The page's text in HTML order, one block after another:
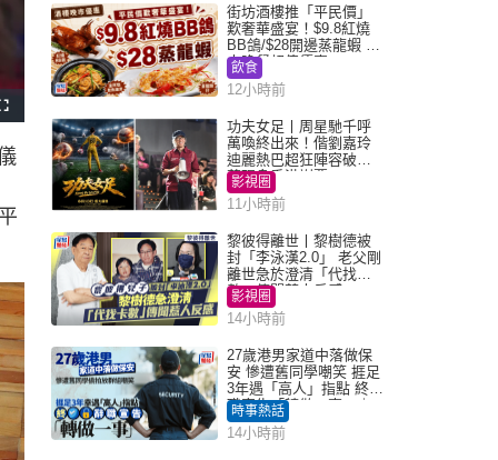
F
u
l
s
c
n
街坊酒樓推「平民價」
歎奢華盛宴！$9.8紅燒
BB鴿/$28開邊蒸龍蝦 3
大晚餐超值優惠
飲食
12小時前
功夫女足丨周星馳千呼
萬喚終出來！偕劉嘉玲
迪麗熱巴超狂陣容破天
荒現身香港謝票
影視圈
11小時前
黎彼得離世丨黎樹德被
封「李泳漢2.0」 老父剛
離世急於澄清「代找卡
數」傳聞惹人反感
影視圈
14小時前
27歲港男家道中落做保
安 慘遭舊同學嘲笑 捱足
3年遇「高人」指點 終辭
職宣告「轉做一事」｜
Juicy叮
時事熱話
14小時前